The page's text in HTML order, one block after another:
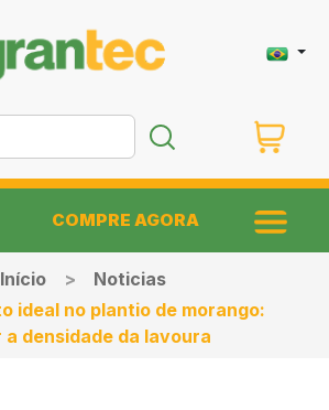
COMPRE AGORA
Início
Noticias
ideal no plantio de morango:
densidade da lavoura